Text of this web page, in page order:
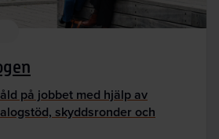
på jobbet med hjälp av
skyddsronder och